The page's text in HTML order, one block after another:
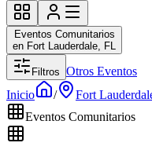
Eventos Comunitarios
en Fort Lauderdale, FL
Filtros Otros Eventos
Inicio
/ Fort
Eventos Comunitarios